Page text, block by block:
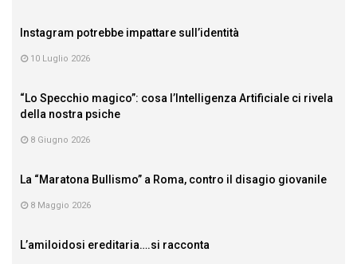
Instagram potrebbe impattare sull’identità
10 Luglio 2026
“Lo Specchio magico”: cosa l’Intelligenza Artificiale ci rivela
della nostra psiche
8 Giugno 2026
La “Maratona Bullismo” a Roma, contro il disagio giovanile
8 Maggio 2026
L’amiloidosi ereditaria….si racconta